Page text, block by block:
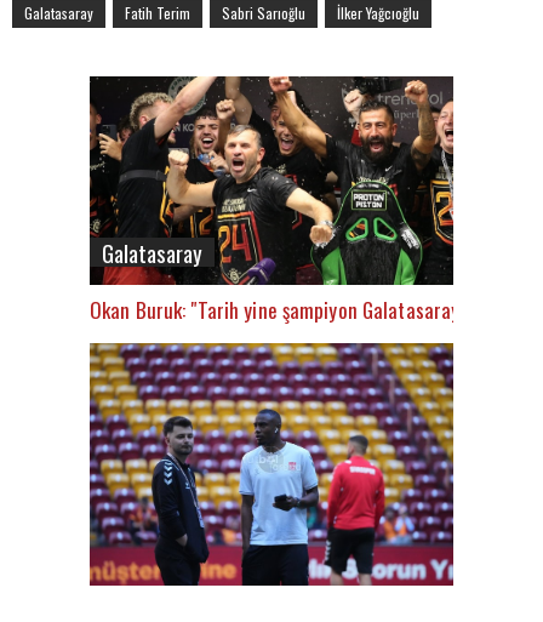
Galatasaray Fatih Terim Sabri Sarıoğlu İlker Yağcıoğlu
Galatasaray
Okan Buruk: "Tarih yine şampiyon Galatasaray’ı